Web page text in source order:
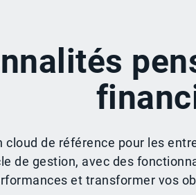
cloud de référence pour les
de gestion, avec des
et transformer vos